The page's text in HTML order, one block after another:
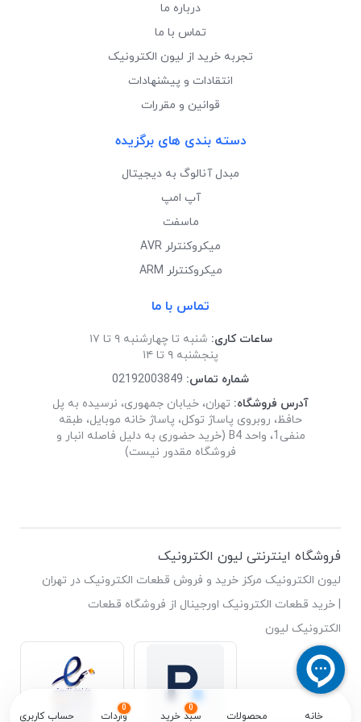
خانه محصولات
0
سبد خرید
0
واردات حساب کاربری
درباره ما
تماس با ما
تجربه خرید از لیون الکترونیک
انتقادات و پیشنهادات
قوانین و مقررات
دسته بندی های برگزیده
مبدل آنالوگ به دیجیتال
آپ امپ
ماسفت
میکروکنترلر AVR
میکروکنترلر ARM
تماس با ما
ساعات کاری: شنبه تا چهارشنبه ۹ تا ۱۷
پنجشنبه ۹ تا ۱۴
شماره تماس: 02192003849
آدرس فروشگاه: تهران، خیابان جمهوری، نرسیده به پل
حافظ، روبروی پاساژ توکل، پاساژ خانه موبایل، طبقه
منفی1، واحد B4 (خرید حضوری به دلیل فاصله انبار و
فروشگاه مقدور نیست)
فروشگاه اینترنتی لیون الکترونیک
لیون الکترونیک مرکز خرید و فروش قطعات الکترونیک در تهران
| خرید قطعات الکترونیک اورجینال از فروشگاه قطعات
الکترونیک لیون